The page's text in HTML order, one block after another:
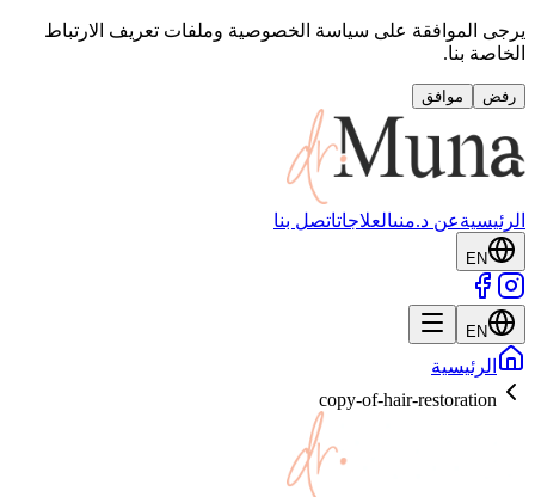
يرجى الموافقة على سياسة الخصوصية وملفات تعريف الارتباط
الخاصة بنا.
رفض موافق
الرئيسيةعن د.منىالعلاجاتاتصل بنا
EN
EN
الرئيسية
copy-of-hair-restoration